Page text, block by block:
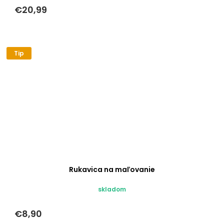
€20,99
Tip
Rukavica na maľovanie
skladom
€8,90